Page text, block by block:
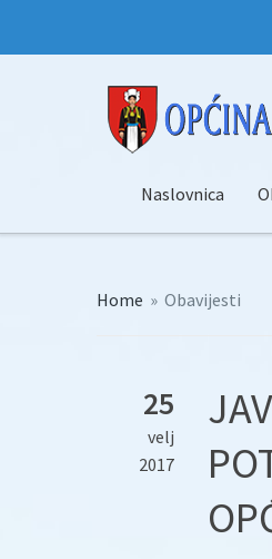
Naslovnica
Home » Obavijesti
25
velj
2017